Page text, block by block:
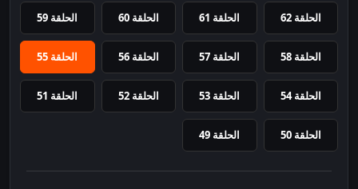
الحلقة 62 الحلقة 61 الحلقة 60 الحلقة 59
الحلقة 58 الحلقة 57 الحلقة 56 الحلقة 55
الحلقة 54 الحلقة 53 الحلقة 52 الحلقة 51
الحلقة 50 الحلقة 49